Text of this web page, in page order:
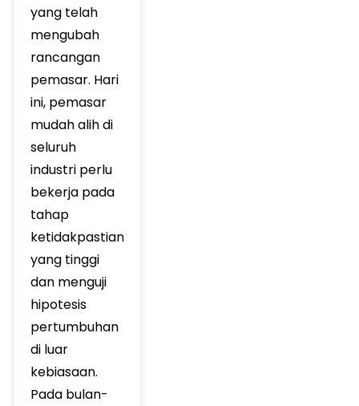
yang telah
mengubah
rancangan
pemasar. Hari
ini, pemasar
mudah alih di
seluruh
industri perlu
bekerja pada
tahap
ketidakpastian
yang tinggi
dan menguji
hipotesis
pertumbuhan
di luar
kebiasaan.
Pada bulan-